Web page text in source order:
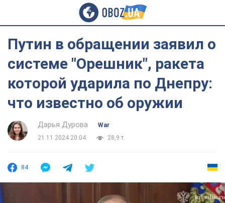
Путин в обращении заявил о
системе "Орешник", ракета
которой ударила по Днепру:
что известно об оружии
Дарья Дурова
War
21.11.2024 20:04
28,9 т.
84